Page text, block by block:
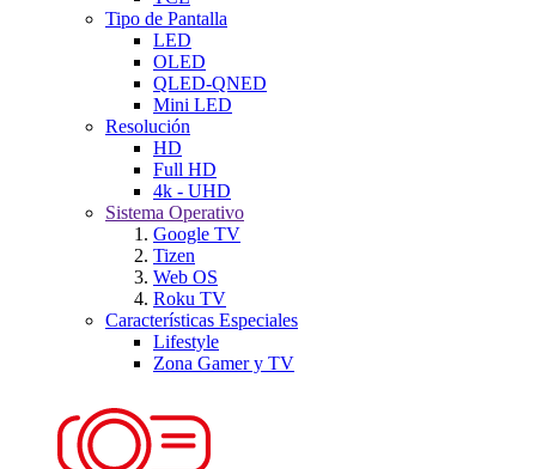
Tipo de Pantalla
LED
OLED
QLED-QNED
Mini LED
Resolución
HD
Full HD
4k - UHD
Sistema Operativo
Google TV
Tizen
Web OS
Roku TV
Características Especiales
Lifestyle
Zona Gamer y TV